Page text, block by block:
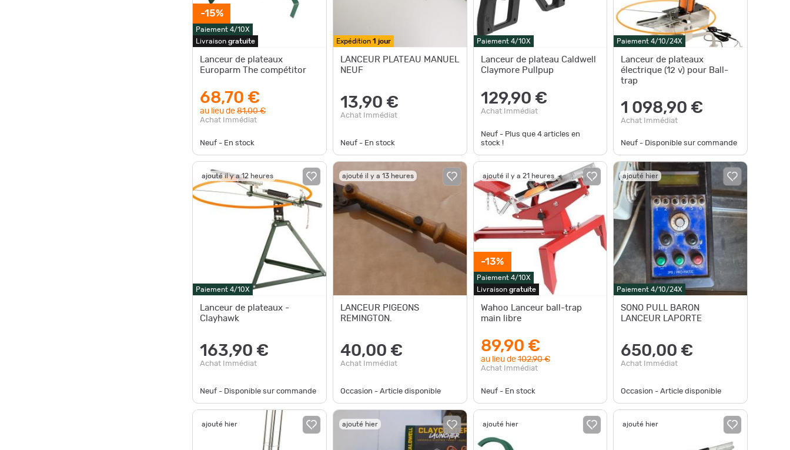
-15%
Paiement 4/10X
Livraison gratuite
Lanceur de plateaux
Europarm The compétitor
68,70 €
au lieu de 81,00 €
Achat Immédiat
Neuf - En stock
Expédition 1 jour
LANCEUR PLATEAU MANUEL
NEUF
13,90 €
Achat Immédiat
Neuf - En stock
Paiement 4/10X
Lanceur de plateau Caldwell
Claymore Pullpup
129,90 €
Achat Immédiat
Neuf - Plus que 4articles en
stock !
Paiement 4/10/24X
Lanceur de plateaux
électrique (12 v) pour Ball-
trap
1 098,90 €
Achat Immédiat
Neuf - Disponible sur commande
ajouté il y a 12 heures
Paiement 4/10X
Lanceur de plateaux -
Clayhawk
163,90 €
Achat Immédiat
Neuf - Disponible sur commande
ajouté il y a 13 heures
LANCEUR PIGEONS
REMINGTON.
40,00 €
Achat Immédiat
Occasion - Article disponible
ajouté il y a 21 heures
-13%
Paiement 4/10X
Livraison gratuite
Wahoo Lanceur ball-trap
main libre
89,90 €
au lieu de102,90 €
Achat Immédiat
Neuf - En stock
ajouté hier
Paiement 4/10/24X
SONO PULL BARON
LANCEUR LAPORTE
650,00 €
Achat Immédiat
Occasion - Article disponible
ajouté hier ajouté hier ajouté hier ajouté hier